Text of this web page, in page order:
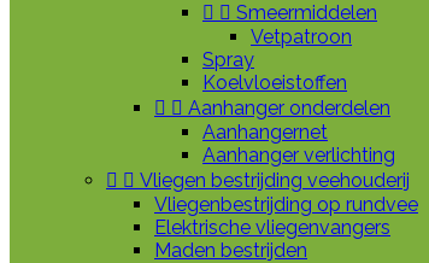
  Smeermiddelen
Vetpatroon
Spray
Koelvloeistoffen
  Aanhanger onderdelen
Aanhangernet
Aanhanger verlichting
  Vliegen bestrijding veehouderij
Vliegenbestrijding op rundvee
Elektrische vliegenvangers
Maden bestrijden